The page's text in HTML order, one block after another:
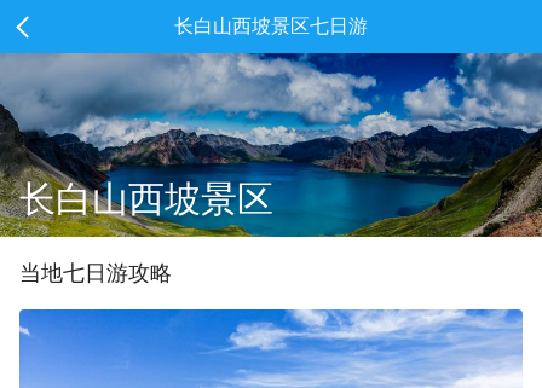
长白山西坡景区七日游
长白山西坡景区
当地七 日游攻略